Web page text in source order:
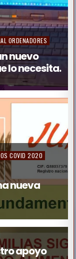
ORDENADORES
nuevo
lo necesita.
COVID 2020
nueva
COVID 2020
apoyo